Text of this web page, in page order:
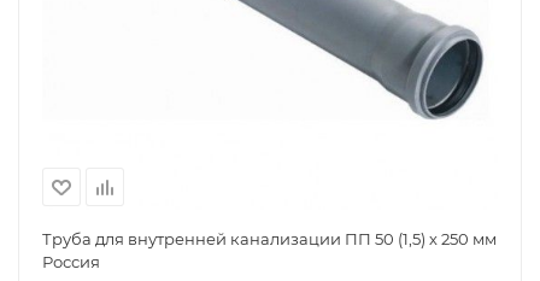
Труба для внутренней канализации ПП 50 (1,5) х 250 мм
Россия